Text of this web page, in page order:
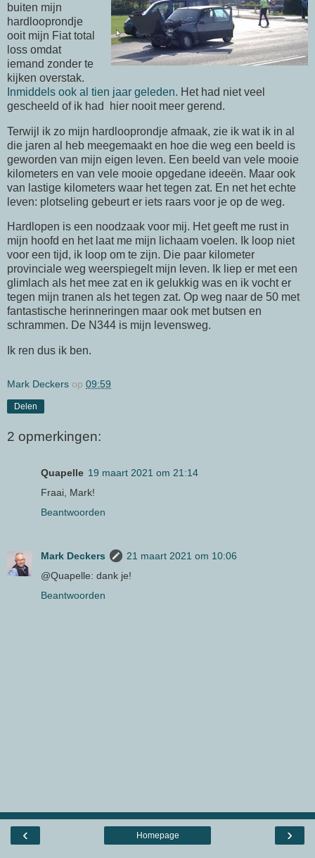
buiten mijn
hardlooprondje
ooit mijn Fiat total
loss omdat
iemand zonder te
kijken overstak.
Inmiddels ook al tien jaar geleden. Het had niet veel
gescheeld of ik had hier nooit meer gerend.
Terwijl ik zo mijn hardlooprondje afmaak, zie ik wat ik in al
die jaren al heb meegemaakt en hoe die weg een beeld is
geworden van mijn eigen leven. Een beeld van vele mooie
kilometers en van vele mooie opgedane ideeën. Maar ook
van lastige kilometers waar het tegen zat. En net het echte
leven: plotseling gebeurt er iets raars voor je op de weg.
Hardlopen is een noodzaak voor mij. Het geeft me rust in
mijn hoofd en het laat me mijn lichaam voelen. Ik loop niet
voor een tijd, ik loop om te zijn. Die paar kilometer
provinciale weg weerspiegelt mijn leven. Ik liep er met een
glimlach als het mee zat en ik gelukkig was en ik vocht er
tegen mijn tranen als het tegen zat. Op weg naar de 50 met
fantastische herinneringen maar ook met butsen en
schrammen. De N344 is mijn levensweg.
Ik ren dus ik ben.
Mark Deckers op 09:59
Delen
2 opmerkingen:
Quapelle 19 maart 2021 om 21:14
Fraai, Mark!
Beantwoorden
Mark Deckers
21 maart 2021 om 10:06
@Quapelle: dank je!
Beantwoorden
‹ ›
Homepage